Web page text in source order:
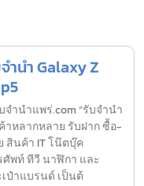
ำนำ Galaxy Z
จำนำแพร่.com “รับจำนำ
าหลากหลาย รับฝาก ซื้อ-
สินค้า IT โน๊ตบุ๊ค
ศัพท์ ทีวี นาฬิกา และ
เป๋าแบรนด์ เป็นต้